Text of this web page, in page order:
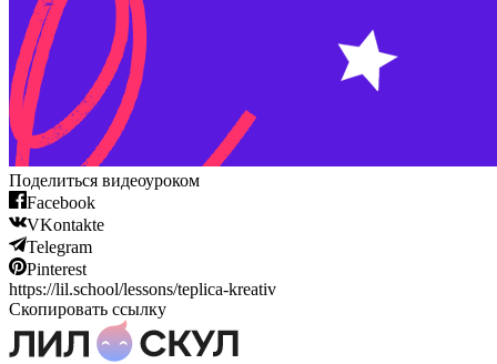
Поделиться видеоуроком
Facebook
VKontakte
Telegram
Pinterest
https://lil.school/lessons/teplica-kreativ
Скопировать ссылку